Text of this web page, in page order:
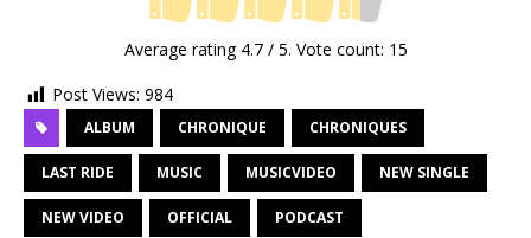
Average rating 4.7/ 5. Vote count: 15
Post Views: 984
ALBUM CHRONIQUE CHRONIQUES
LAST RIDE MUSIC MUSICVIDEO NEW SINGLE
NEW VIDEO OFFICIAL PODCAST